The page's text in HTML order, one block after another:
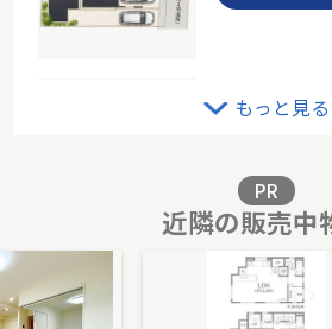
販売価格を
東急田園都
-｜4LDK｜
もっと見る
PR
近隣の販売中